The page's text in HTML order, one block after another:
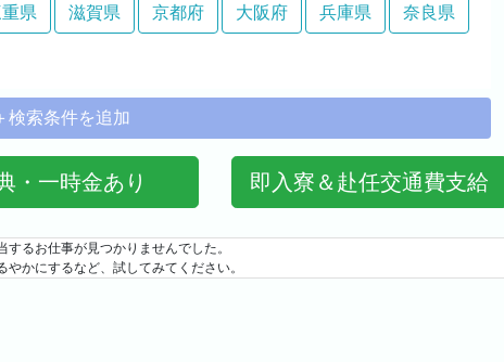
県 滋賀県 京都府 大阪府 兵庫県 奈良県
検索条件を追加
・一時金あり 即入寮＆赴任交通費支給
するお仕事が見つかりませんでした。
やかにするなど、試してみてください。